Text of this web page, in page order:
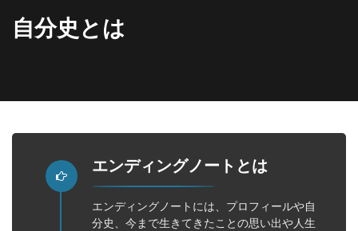
自分史とは
史と
は
エンディングノートとは
エンディングノートには、プロフィールや自
分史、今まで生きてきたことの思い出や人生